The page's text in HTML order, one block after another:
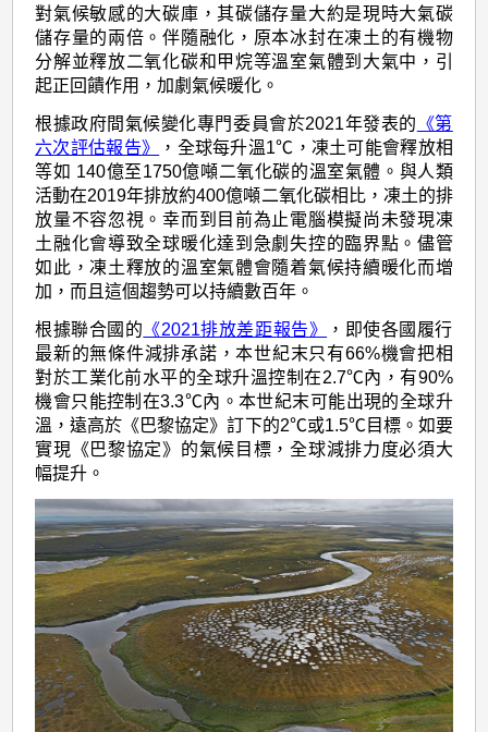
對氣候敏感的大碳庫，其碳儲存量大約是現時大氣碳
儲存量的兩倍。伴隨融化，原本冰封在凍土的有機物
分解並釋放二氧化碳和甲烷等溫室氣體到大氣中，引
起正回饋作用，加劇氣候暖化。
根據政府間氣候變化專門委員會於2021年發表的 《第
六次評估報告》
，全球每升溫1℃，凍土可能會釋放相
等如 140億至1750億噸二氧化碳的溫室氣體。與人類
活動在2019年排放約400億噸二氧化碳相比，凍土的排
放量不容忽視。幸而到目前為止電腦模擬尚未發現凍
土融化會導致全球暖化達到急劇失控的臨界點。儘管
如此，凍土釋放的溫室氣體會隨着氣候持續暖化而增
加，而且這個趨勢可以持續數百年。
根據聯合國的 《2021排放差距報告》
，即使各國履行
最新的無條件減排承諾，本世紀末只有66%機會把相
對於工業化前水平的全球升溫控制在2.7℃內，有90%
機會只能控制在3.3℃內。本世紀末可能出現的全球升
溫，遠高於《巴黎協定》訂下的2℃或1.5℃目標。如要
實現《巴黎協定》的氣候目標，全球減排力度必須大
幅提升。